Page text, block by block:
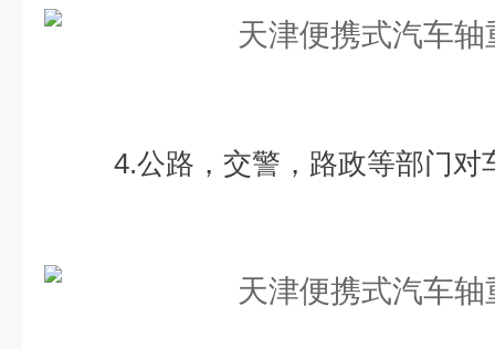
4.公路，交警，路政等部门对